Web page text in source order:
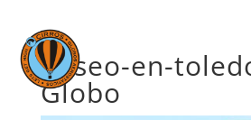
paseo-en-
Globo